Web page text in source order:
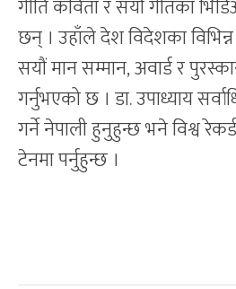
गीति कविता र सयौं गीतका
छन् । उहाँले देश विदेशका
सयौं मान सम्मान, अवार्ड र
गर्नुभएको छ । डा. उपाध्याय
गर्ने नेपाली हुनुहुन्छ भने विश्व
टेनमा पर्नुहुन्छ ।